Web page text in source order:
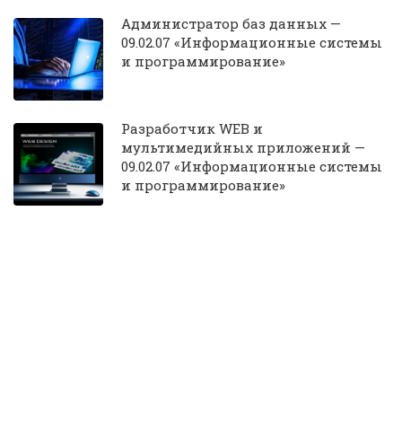
Администратор баз данных —
09.02.07 «Информационные системы
и программирование»
Разработчик WEB и
мультимедийных приложений —
09.02.07 «Информационные системы
и программирование»